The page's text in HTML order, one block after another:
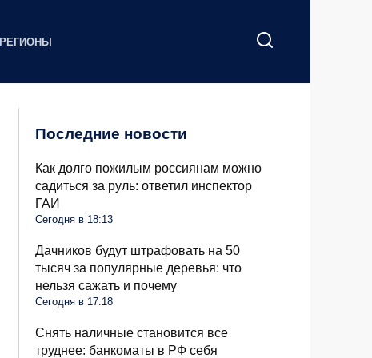
РЕГИОНЫ
Последние новости
Как долго пожилым россиянам можно
садиться за руль: ответил инспектор
ГАИ
Сегодня в 18:13
Дачников будут штрафовать на 50
тысяч за популярные деревья: что
нельзя сажать и почему
Сегодня в 17:18
Снять наличные становится все
труднее: банкоматы в РФ себя